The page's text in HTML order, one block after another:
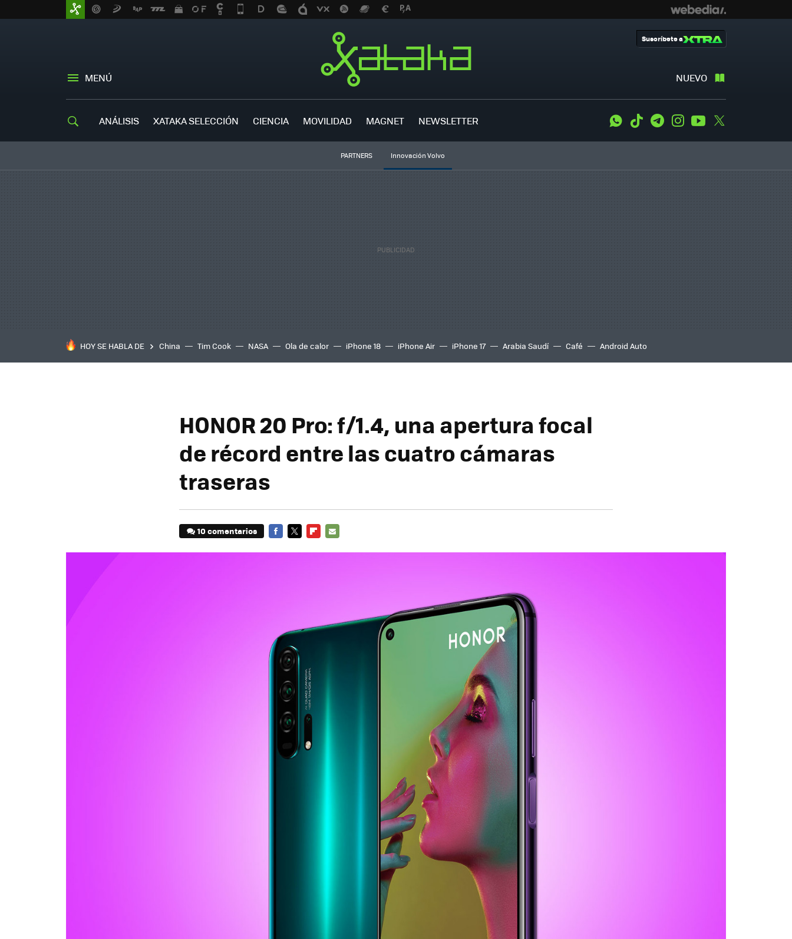
MENÚ NUEVO
Suscríbete a
ANÁLISIS XATAKA SELECCIÓN CIENCIA MOVILIDAD MAGNET NEWSLETTER WhatsApp
Tiktok TelegramInstagramYoutube
PARTNERS Innovación Volvo
HOY SE HABLA DE China Tim Cook NASA Ola de calor iPhone 18 iPhone Air iPhone 17 Arabia Saudí Café Android Auto
HONOR 20 Pro: f/1.4, una apertura focal
de récord entre las cuatro cámaras
traseras
10 comentarios